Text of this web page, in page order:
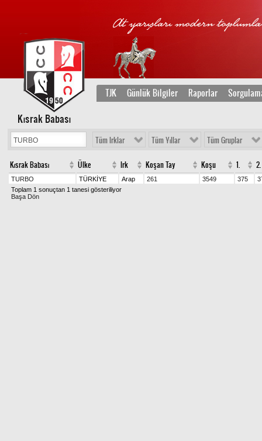
TJK Günlük Bilgiler Raporlar
Kısrak Babası
Tüm Irklar Tüm Yıllar Tüm Gruplar
Kısrak Babası Ülke Irk Koşan Tay Koşu 1. 2.
TURBO TÜRKİYE Arap 261 3549 375
Toplam 1 sonuçtan 1 tanesi gösteriliyor
Başa Dön